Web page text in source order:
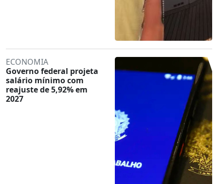
ECONOMIA
Governo federal projeta
salário mínimo com
reajuste de 5,92% em
2027